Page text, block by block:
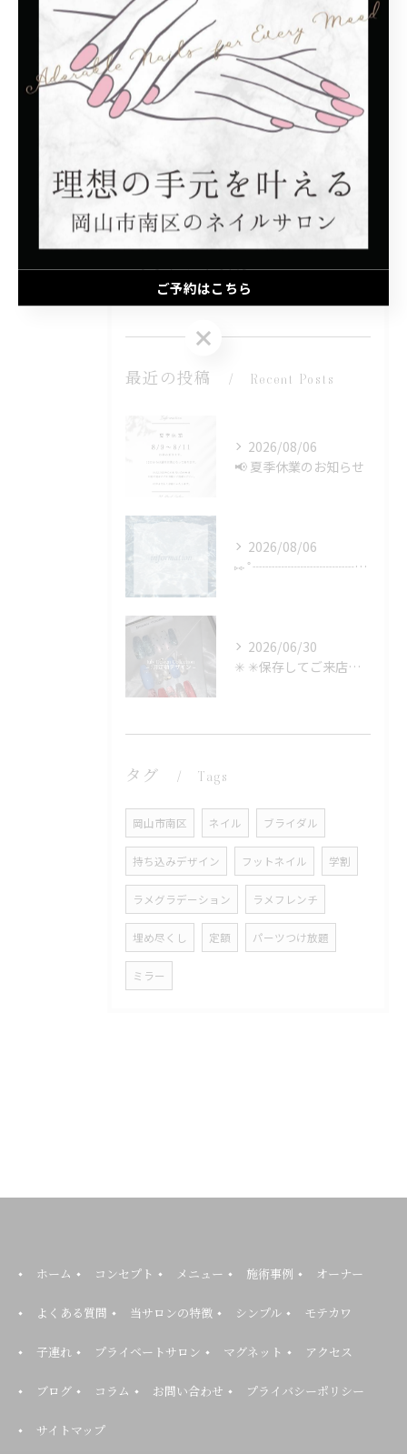
< 前のページ 一覧に戻る 次のページ >
カテゴリー Categories
シンプル
モテカワ
子連れ
プライベートサロン
マグネット
最近の投稿 Recent Posts
2026/08/06
📢 夏季休業のお知らせ
2026/08/06
⑅∙˚┈┈┈┈┈┈┈┈┈┈┈┈˚∙⑅
2026/06/30
✳︎ ✳︎保存してご来店時に見せるのもOK✳︎
タグ Tags
岡山市南区 ネイル ブライダル
持ち込みデザイン フットネイル 学割
ラメグラデーション ラメフレンチ
埋め尽くし 定額 パーツつけ放題
ミラー
ホーム コンセプト メニュー 施術事例 オーナー
よくある質問 当サロンの特徴 シンプル モテカワ
子連れ プライベートサロン マグネット アクセス
ブログ コラム お問い合わせ プライバシーポリシー
サイトマップ
ご予約はこちら
ご予約はこちら